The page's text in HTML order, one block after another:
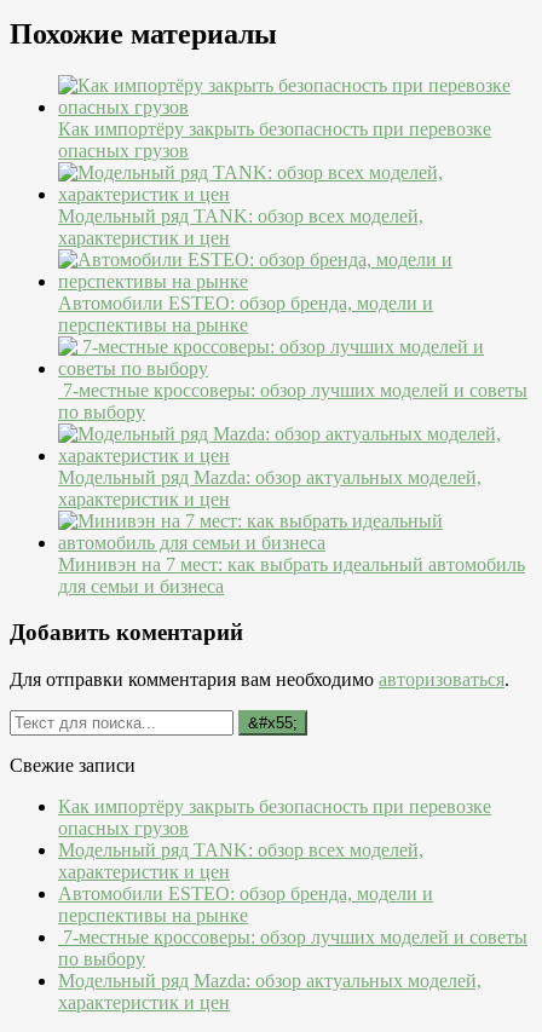
Похожие материалы
Как импортёру закрыть безопасность при перевозке
опасных грузов
Модельный ряд TANK: обзор всех моделей,
характеристик и цен
Автомобили ESTEO: обзор бренда, модели и
перспективы на рынке
7-местные кроссоверы: обзор лучших моделей и советы
по выбору
Модельный ряд Mazda: обзор актуальных моделей,
характеристик и цен
Минивэн на 7 мест: как выбрать идеальный автомобиль
для семьи и бизнеса
Добавить коментарий
Для отправки комментария вам необходимо авторизоваться.
Свежие записи
Как импортёру закрыть безопасность при перевозке
опасных грузов
Модельный ряд TANK: обзор всех моделей,
характеристик и цен
Автомобили ESTEO: обзор бренда, модели и
перспективы на рынке
7-местные кроссоверы: обзор лучших моделей и советы
по выбору
Модельный ряд Mazda: обзор актуальных моделей,
характеристик и цен